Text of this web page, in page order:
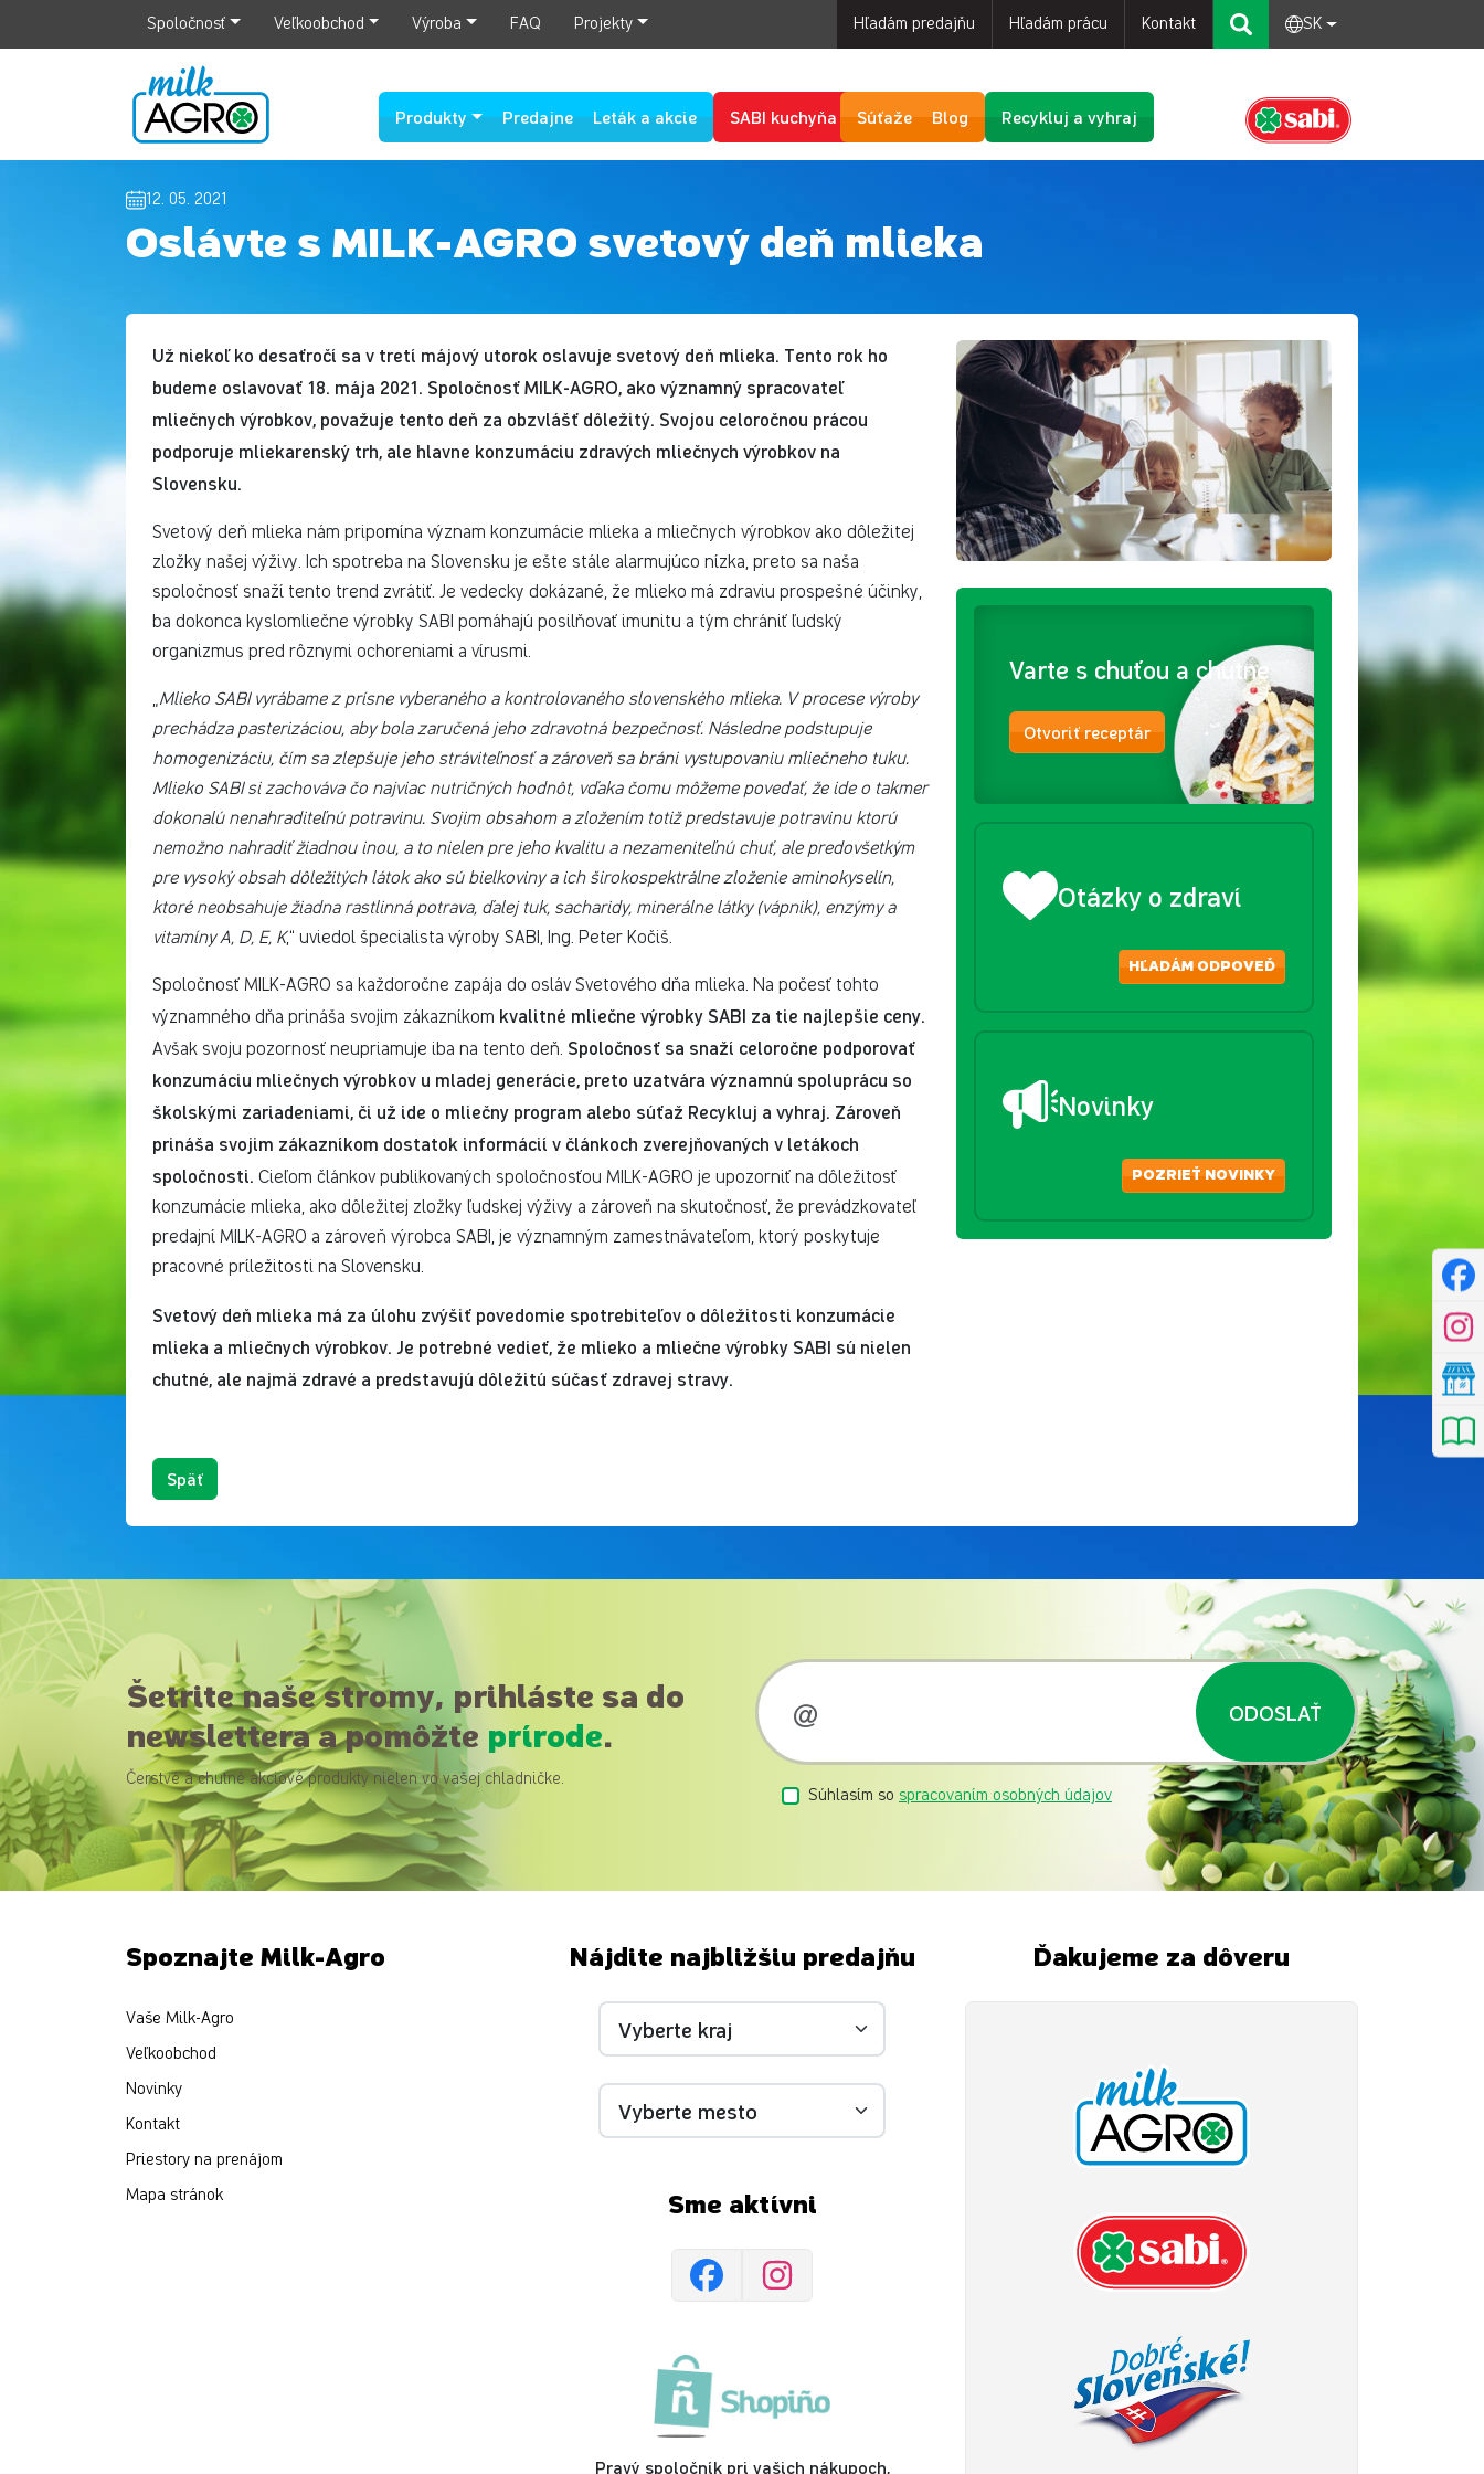
Spoločnosť Veľkoobchod Výroba FAQ Projekty Hľadám predajňu Hľadám prácu Kontakt SK
Produkty Predajne Leták a akcie SABI kuchyňa Súťaže Blog Recykluj a vyhraj
12. 05. 2021
Oslávte s MILK-AGRO svetový deň mlieka
Už niekoľ ko desaťročí sa v tretí májový utorok oslavuje svetový deň mlieka. Tento rok ho
budeme oslavovať 18. mája 2021. Spoločnosť MILK-AGRO, ako významný spracovateľ
mliečnych výrobkov, považuje tento deň za obzvlášť dôležitý. Svojou celoročnou prácou
podporuje mliekarenský trh, ale hlavne konzumáciu zdravých mliečnych výrobkov na
Slovensku.
Svetový deň mlieka nám pripomína význam konzumácie mlieka a mliečnych výrobkov ako dôležitej
zložky našej výživy. Ich spotreba na Slovensku je ešte stále alarmujúco nízka, preto sa naša
spoločnosť snaží tento trend zvrátiť. Je vedecky dokázané, že mlieko má zdraviu prospešné účinky,
ba dokonca kyslomliečne výrobky SABI pomáhajú posilňovať imunitu a tým chrániť ľudský
organizmus pred rôznymi ochoreniami a vírusmi.
Mlieko SABI vyrábame z prísne vyberaného a kontrolovaného slovenského mlieka. V procese výroby
prechádza pasterizáciou, aby bola zaručená jeho zdravotná bezpečnosť. Následne podstupuje
homogenizáciu, čím sa zlepšuje jeho stráviteľnosť a zároveň sa bráni vystupovaniu mliečneho tuku.
Mlieko SABI si zachováva čo najviac nutričných hodnôt, vďaka čomu môžeme povedať, že ide o takmer
dokonalú nenahraditeľnú potravinu. Svojim obsahom a zložením totiž predstavuje potravinu ktorú
nemožno nahradiť žiadnou inou, a to nielen pre jeho kvalitu a nezameniteľnú chuť, ale predovšetkým
pre vysoký obsah dôležitých látok ako sú bielkoviny a ich širokospektrálne zloženie aminokyselín,
ktoré neobsahuje žiadna rastlinná potrava, ďalej tuk, sacharidy, minerálne látky (vápnik), enzýmy a
vitamíny A, D, E, K,“ uviedol špecialista výroby SABI, Ing. Peter Kočiš.
Spoločnosť MILK-AGRO sa každoročne zapája do osláv Svetového dňa mlieka. Na počesť tohto
významného dňa prináša svojim zákazníkom kvalitné mliečne výrobky SABI za tie najlepšie ceny.
Avšak svoju pozornosť neupriamuje iba na tento deň. Spoločnosť sa snaží celoročne podporovať
konzumáciu mliečnych výrobkov u mladej generácie, preto uzatvára významnú spoluprácu so
školskými zariadeniami, či už ide o mliečny program alebo súťaž Recykluj a vyhraj. Zároveň
prináša svojim zákazníkom dostatok informácií v článkoch zverejňovaných v letákoch
spoločnosti.
Cieľom článkov publikovaných spoločnosťou MILK-AGRO je upozorniť na dôležitosť
konzumácie mlieka, ako dôležitej zložky ľudskej výživy a zároveň na skutočnosť, že prevádzkovateľ
predajní MILK-AGRO a zároveň výrobca SABI, je významným zamestnávateľom, ktorý poskytuje
pracovné príležitosti na Slovensku.
Svetový deň mlieka má za úlohu zvýšiť povedomie spotrebiteľov o dôležitosti konzumácie
mlieka a mliečnych výrobkov. Je potrebné vedieť, že mlieko a mliečne výrobky SABI sú nielen
chutné, ale najmä zdravé a predstavujú dôležitú súčasť zdravej stravy.
Varte s chuťou a chutne
Otvoriť receptár
Otázky o zdraví
HĽADÁM ODPOVEĎ
Novinky
POZRIEŤ NOVINKY
Späť
Šetrite naše stromy, prihláste sa do
newslettera a pomôžte prírode.
Čerstvé a chutné akciové produkty nielen vo vašej chladničke.
ODOSLAŤ
Súhlasím so spracovaním osobných údajov
Spoznajte Milk-Agro
Vaše Milk-Agro
Veľkoobchod
Novinky
Kontakt
Priestory na prenájom
Mapa stránok
Nájdite najbližšiu predajňu
Sme aktívni
Pravý spoločník pri vašich nákupoch,
Ďakujeme za dôveru